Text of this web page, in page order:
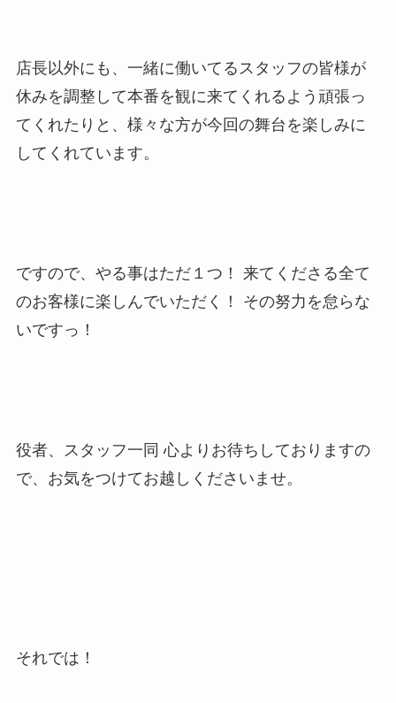
店長以外にも、一緒に働いてるスタッフの皆様が
休みを調整して本番を観に来てくれるよう頑張っ
てくれたりと、様々な方が今回の舞台を楽しみに
してくれています。
ですので、やる事はただ１つ！ 来てくださる全て
のお客様に楽しんでいただく！ その努力を怠らな
いですっ！
役者、スタッフ一同 心よりお待ちしておりますの
で、お気をつけてお越しくださいませ。
それでは！